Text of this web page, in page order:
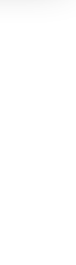
Nutzung